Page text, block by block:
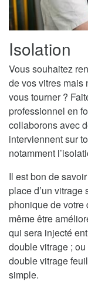
Isolation
Vous souhaitez
de vos vitres mais
vous tourner ?
professionnel en
collaborons avec
interviennent sur
notamment
Il est bon de
place d’un vitrage
phonique de votre
même être
qui sera injecté
double vitrage ;
double vitrage
simple.